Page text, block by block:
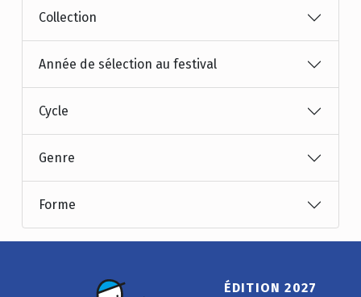
Collection
Année de sélection au festival
Cycle
Genre
Forme
ÉDITION 2027